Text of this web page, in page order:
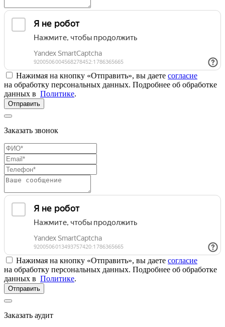
Нажимая на кнопку «Отправить», вы даете согласие
на обработку персональных данных. Подробнее об обработке
данных в Политике.
Отправить
Заказать звонок
Нажимая на кнопку «Отправить», вы даете согласие
на обработку персональных данных. Подробнее об обработке
данных в Политике.
Отправить
Заказать аудит